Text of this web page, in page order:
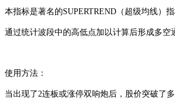
本指标是著名的SUPERTREND（超级均线）指
通过统计波段中的高低点加以计算后形成多空
使用方法：
当出现了2连板或涨停双响炮后，股价突破了